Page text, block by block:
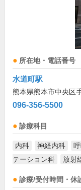
所在地・電話番号
水道町駅
熊本県熊本市中央区
096-356-5500
診療科目
内科 神経内科
テーション科
放射
診療/受付時間・休